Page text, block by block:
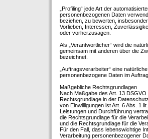
„Profiling“ jede Art der
personenbezogenen Daten
beziehen, zu bewerten,
Vorlieben, Interessen,
oder vorherzusagen.
Als „Verantwortlicher“ wird die
gemeinsam mit anderen über die
bezeichnet.
„Auftragsverarbeiter“ eine
personenbezogene Daten im
Maßgebliche Rechtsgrundlagen
Nach Maßgabe des Art. 13
Rechtsgrundlage in der
von Einwilligungen ist Art. 6 Abs. 1
Leistungen und Durchführung
die Rechtsgrundlage für die
und die Rechtsgrundlage für die
Für den Fall, dass lebenswichtige
Verarbeitung personenbezogener